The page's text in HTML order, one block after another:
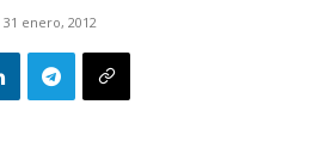
31 enero, 2012